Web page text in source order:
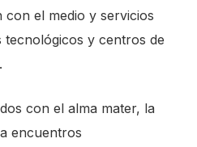
el medio y servicios
y centros de
con el alma mater, la
encuentros